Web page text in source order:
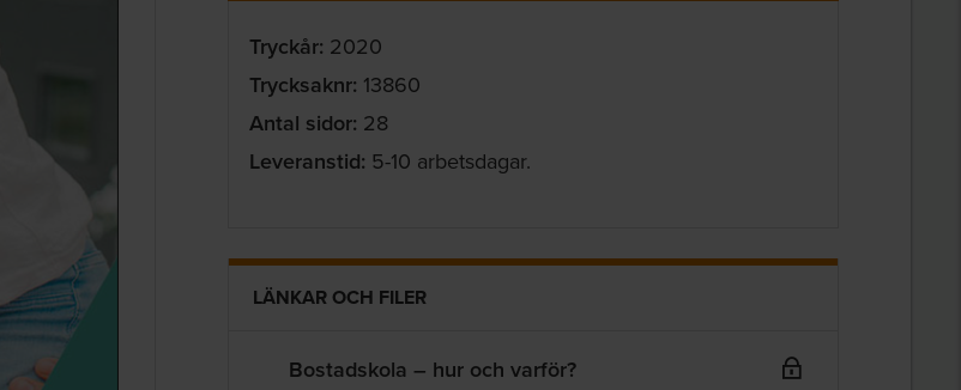
Tryckår: 2020
Trycksaknr: 13860
Antal sidor: 28
Leveranstid: 5-10 arbetsdagar.
LÄNKAR OCH FILER
Bostadskola – hur och varför?